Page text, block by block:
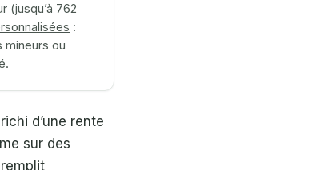
(jusqu’à 762
:
mineurs ou
d’une rente
sur des